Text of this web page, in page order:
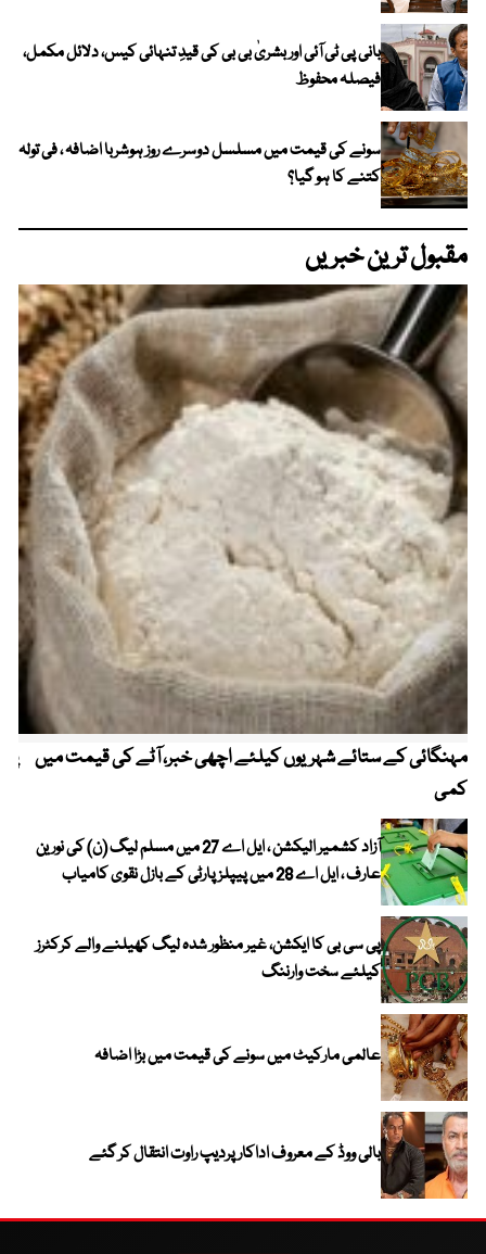
بانی پی ٹی آئی اور بشریٰ بی بی کی قیدِ تنہائی کیس، دلائل مکمل،
فیصلہ محفوظ
سونے کی قیمت میں مسلسل دوسرے روز ہوشربا اضافہ ، فی تولہ
کتنے کا ہو گیا؟
مقبول ترین خبریں
مہنگائی کے ستائے شہریوں کیلئے اچھی خبر، آٹے کی قیمت میں
کمی
آزاد کشمیر الیکشن ، ایل اے 27 میں مسلم لیگ (ن) کی نورین
عارف ، ایل اے 28 میں پیپلز پارٹی کے بازل نقوی کامیاب
پی سی بی کا ایکشن، غیر منظور شدہ لیگ کھیلنے والے کرکٹرز
کیلئے سخت وارننگ
عالمی مارکیٹ میں سونے کی قیمت میں بڑا اضافہ
بالی ووڈ کے معروف اداکار پردیپ راوت انتقال کر گئے